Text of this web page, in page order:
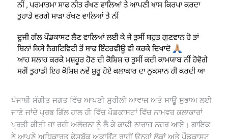
ਪੰਜਾਬੀ ਸੰਗੀਤ ਜਗਤ ਵਿੱਚ ਆਪਣੀ ਸੁਰੀਲੀ ਆਵਾਜ਼ ਅਤੇ ਸਾਊ ਸੁਭਾਅ ਲਈ
ਜਾਣੇ ਜਾਂਦੇ ਪ੍ਰਭ ਗਿੱਲ ਹਾਲ ਹੀ ਵਿੱਚ ਪੌਡਕਾਸਟਾਂ ਵਿੱਚ ਨਾਮਵਰ ਕਲਾਕਾਰਾਂ
ਪ੍ਰਤੀ ਕੀਤੀ ਜਾ ਰਹੀ ਅਲੋਚਨਾ ਨੂੰ ਲੈ ਕੇ ਕਾਫ਼ੀ ਨਾਰਾਜ਼ ਨਜ਼ਰ ਆਏ। ਗਾਇਕ
ਨੇ ਆਪਣੇ ਅਧਿਕਾਰਤ ਫੇਸਬੁੱਕ ਅਕਾਊਂਟ ਰਾਹੀਂ ਉਨ੍ਹਾਂ ਲੋਕਾਂ ਅਤੇ ਪੌਡਕਾਸਟ